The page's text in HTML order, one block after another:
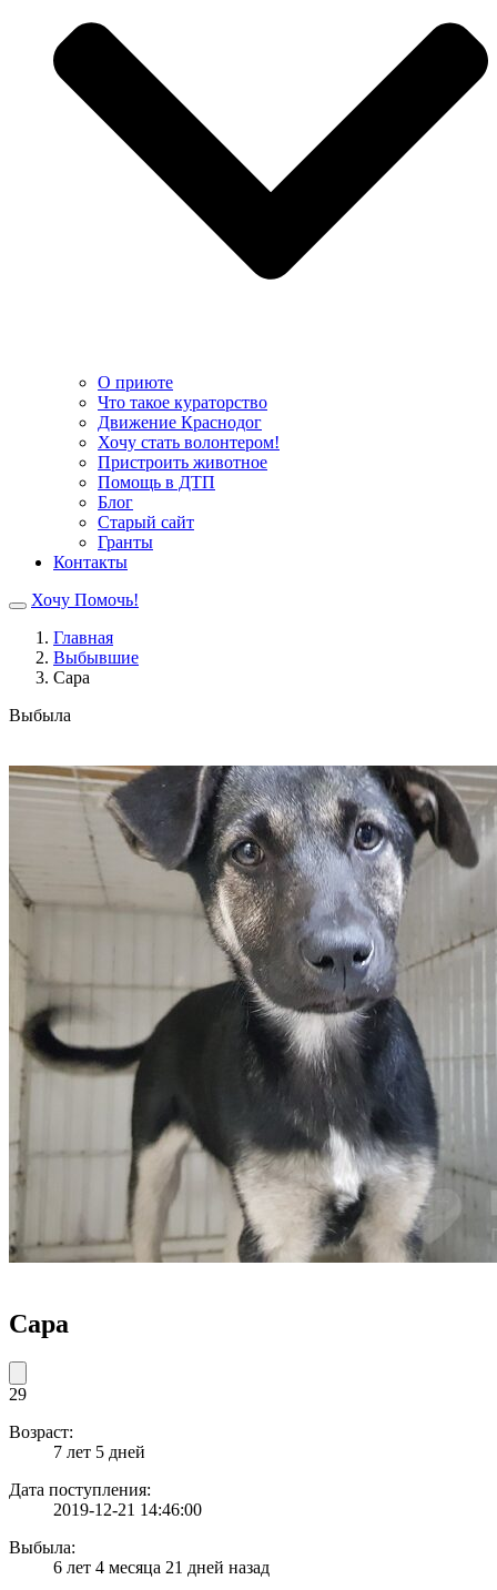
О приюте
Что такое кураторство
Движение Краснодог
Хочу стать волонтером!
Пристроить животное
Помощь в ДТП
Блог
Старый сайт
Гранты
Контакты
Хочу Помочь!
Главная
Выбывшие
Сара
Выбыла
Сара
29
Возраст:
7 лет 5 дней
Дата поступления:
2019-12-21 14:46:00
Выбыла:
6 лет 4 месяца 21 дней назад